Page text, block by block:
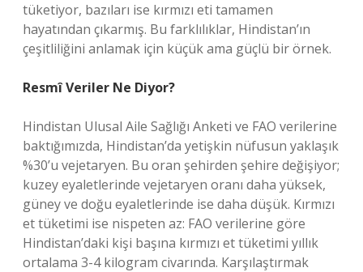
tüketiyor, bazıları ise kırmızı eti tamamen
hayatından çıkarmış. Bu farklılıklar, Hindistan’ın
çeşitliliğini anlamak için küçük ama güçlü bir örnek.
Resmî Veriler Ne Diyor?
Hindistan Ulusal Aile Sağlığı Anketi ve FAO verilerine
baktığımızda, Hindistan’da yetişkin nüfusun yaklaşık
%30’u vejetaryen. Bu oran şehirden şehire değişiyor;
kuzey eyaletlerinde vejetaryen oranı daha yüksek,
güney ve doğu eyaletlerinde ise daha düşük. Kırmızı
et tüketimi ise nispeten az: FAO verilerine göre
Hindistan’daki kişi başına kırmızı et tüketimi yıllık
ortalama 3-4 kilogram civarında. Karşılaştırmak